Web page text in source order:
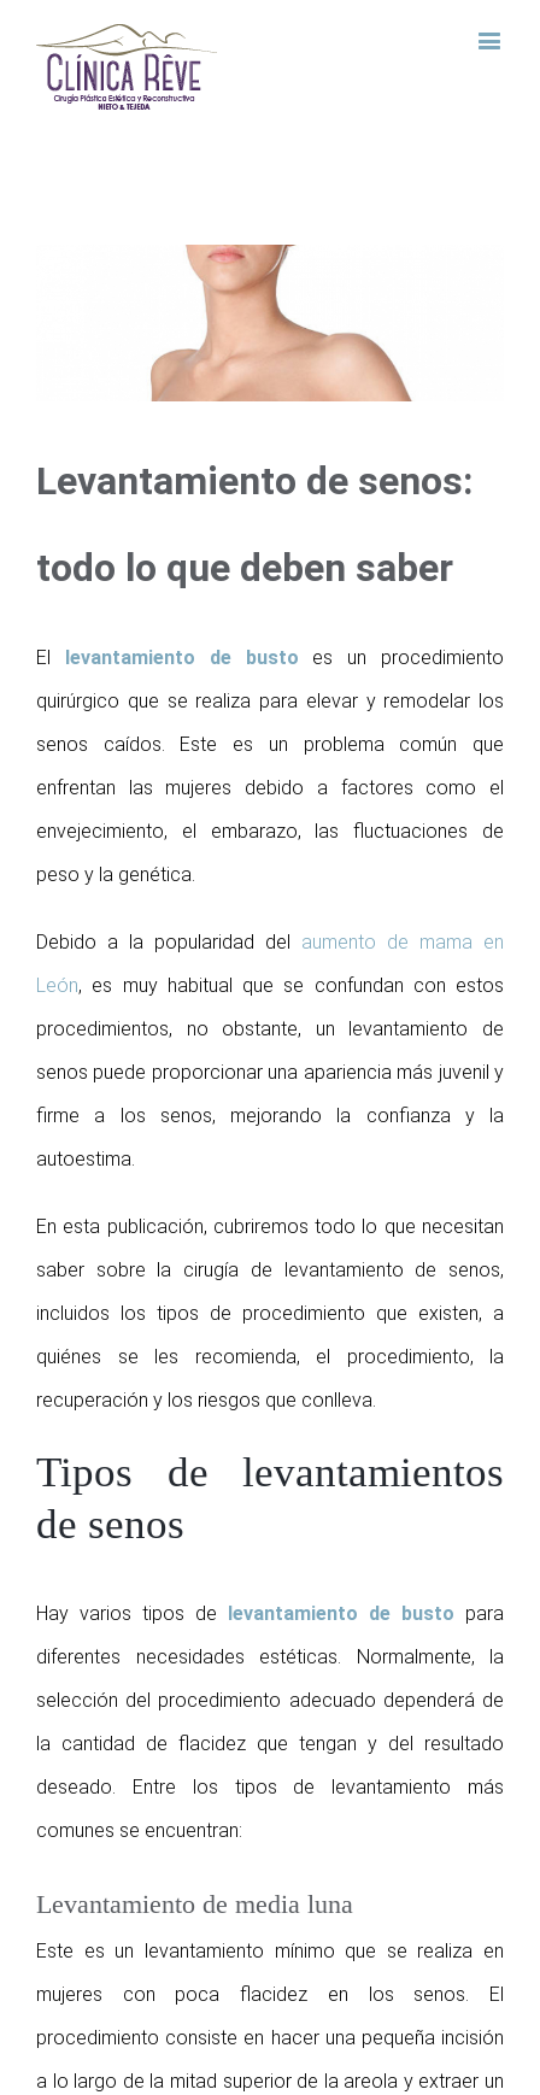
Levantamiento de senos:
todo lo que deben saber
El levantamiento de busto es un procedimiento
quirúrgico que se realiza para elevar y remodelar los
senos caídos. Este es un problema común que
enfrentan las mujeres debido a factores como el
envejecimiento, el embarazo, las fluctuaciones de
peso y la genética.
Debido a la popularidad del aumento de mama en
León, es muy habitual que se confundan con estos
procedimientos, no obstante, un levantamiento de
senos puede proporcionar una apariencia más juvenil y
firme a los senos, mejorando la confianza y la
autoestima.
En esta publicación, cubriremos todo lo que necesitan
saber sobre la cirugía de levantamiento de senos,
incluidos los tipos de procedimiento que existen, a
quiénes se les recomienda, el procedimiento, la
recuperación y los riesgos que conlleva.
Tipos de levantamientos
de senos
Hay varios tipos de levantamiento de busto para
diferentes necesidades estéticas. Normalmente, la
selección del procedimiento adecuado dependerá de
la cantidad de flacidez que tengan y del resultado
deseado. Entre los tipos de levantamiento más
comunes se encuentran:
Levantamiento de media luna
Este es un levantamiento mínimo que se realiza en
mujeres con poca flacidez en los senos. El
procedimiento consiste en hacer una pequeña incisión
a lo largo de la mitad superior de la areola y extraer un